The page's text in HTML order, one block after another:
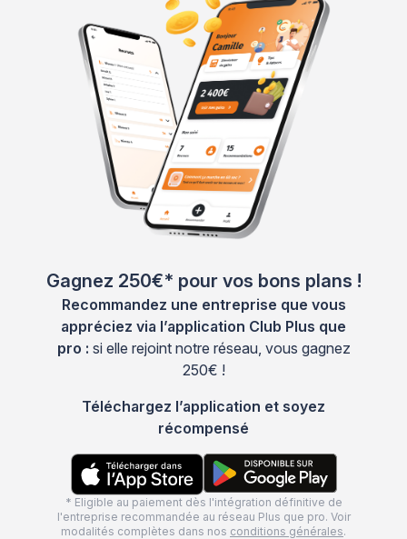
Gagnez 250€* pour vos bons plans !
Recommandez une entreprise que vous
appréciez via l’application Club Plus que
pro : si elle rejoint notre réseau, vous gagnez
250€ !
Téléchargez l’application et soyez
récompensé
* Eligible au paiement dès l'intégration définitive de
l'entreprise recommandée au réseau Plus que pro. Voir
modalités complètes dans nos conditions générales.